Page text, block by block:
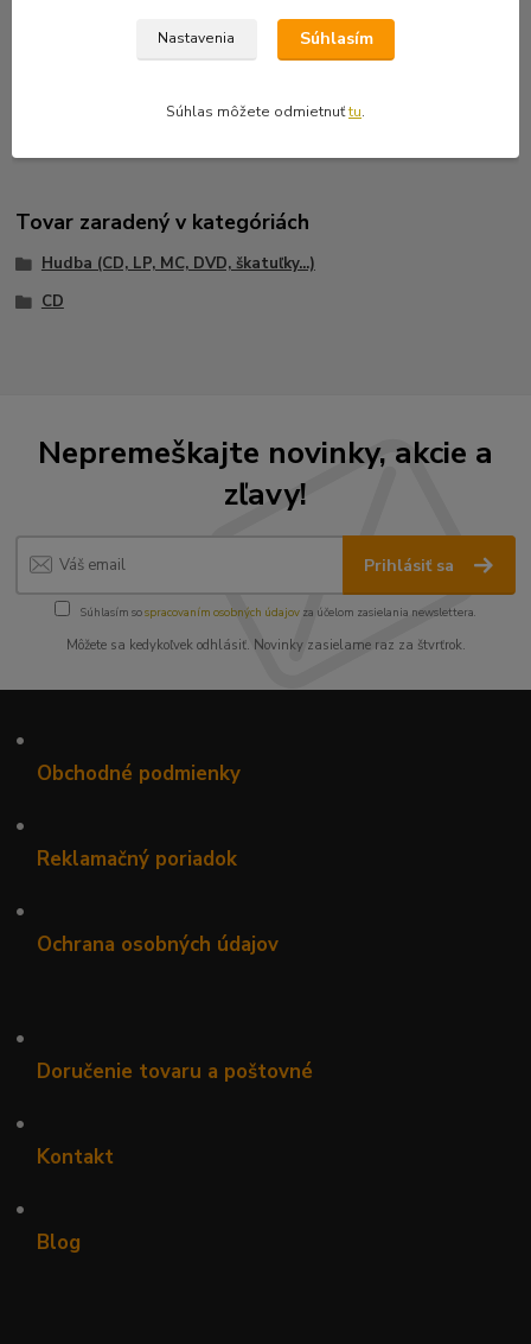
3 The Black Parade 7:50
6 Street Spirit 11:05
Tovar zaradený v kategóriách
Hudba (CD, LP, MC, DVD, škatuľky...)
CD
Nepremeškajte novinky, akcie a
zľavy!
Prihlásiť sa
Súhlasím sospracovaním osobných údajov za účelom zasielania newslettera.
Môžete sa kedykoľvek odhlásiť. Novinky zasielame raz za štvrťrok.
•
Obchodné podmienky
•
Reklamačný poriadok
•
Ochrana osobných údajov
•
Doručenie tovaru a poštovné
•
Kontakt
•
Blog
Nastavenia Súhlasím
Súhlas môžete odmietnuťtu.